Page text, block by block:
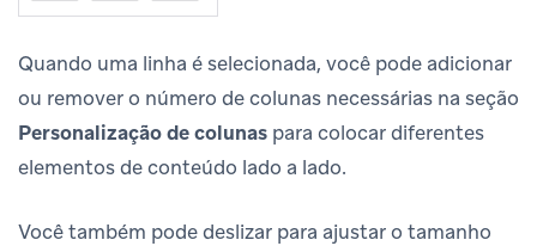
Quando uma linha é selecionada, você pode adicionar
ou remover o número de colunas necessárias na seção
Personalização de colunas para colocar diferentes
elementos de conteúdo lado a lado.
Você também pode deslizar para ajustar o tamanho